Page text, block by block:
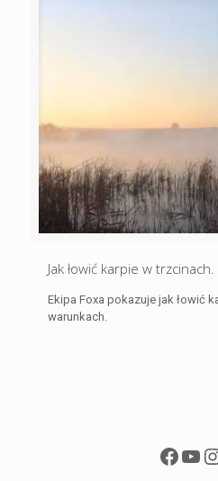
Jak łowić karpie w trzcinach.
Ekipa Foxa pokazuje jak łowić
warunkach.